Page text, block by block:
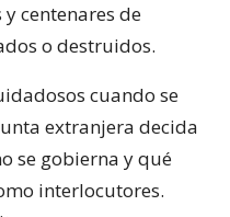
centenares de
o destruidos.
cuando se
extranjera decida
se gobierna y qué
interlocutores.